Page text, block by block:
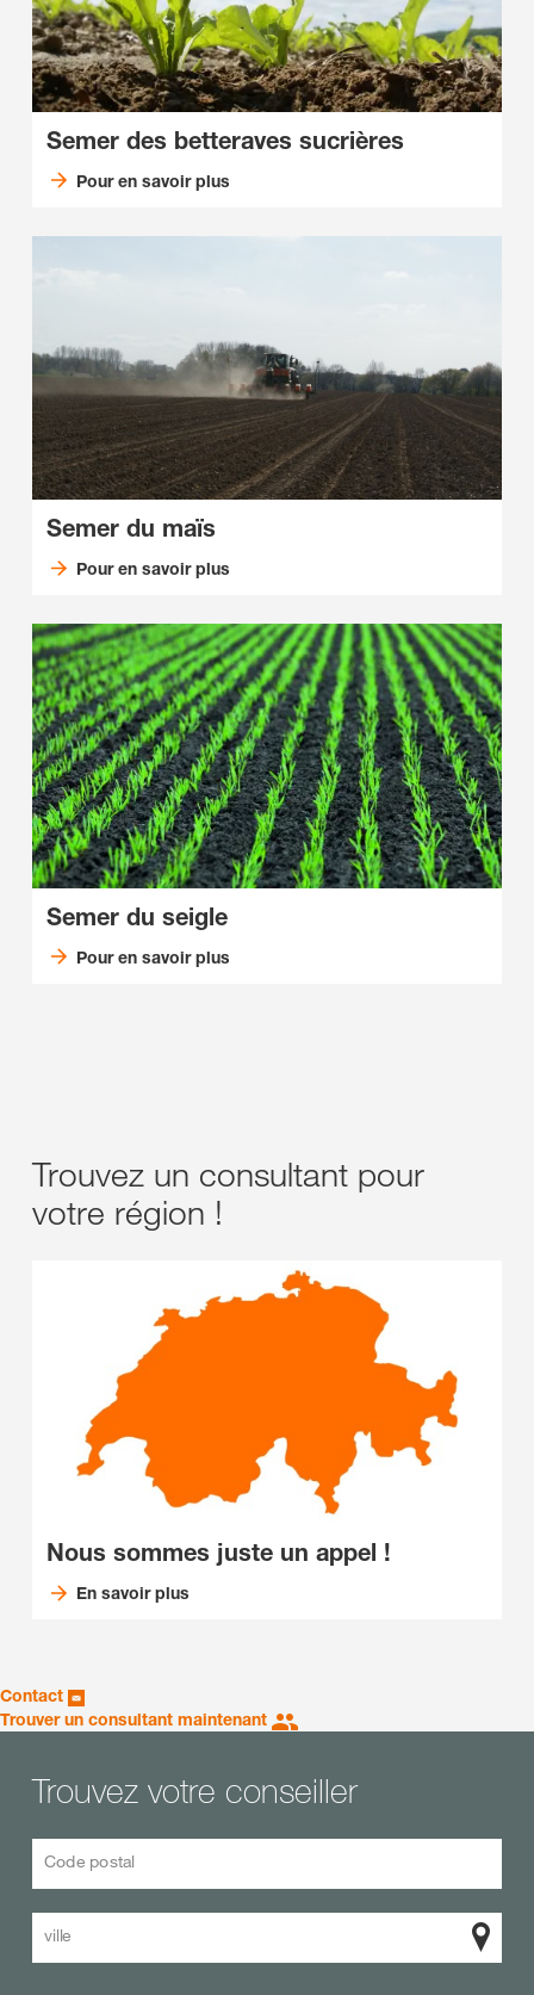
Semer des betteraves sucrières
Pour en savoir plus
Semer du maïs
Pour en savoir plus
Semer du seigle
Pour en savoir plus
Trouvez un consultant pour
votre région !
Nous sommes juste un appel !
En savoir plus
Contact
Trouver un consultant maintenant
Trouvez votre conseiller
Code postal
ville